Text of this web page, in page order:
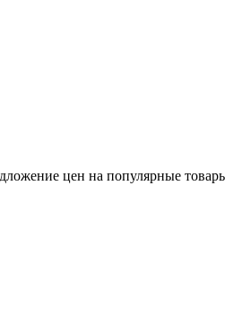
цен на популярные